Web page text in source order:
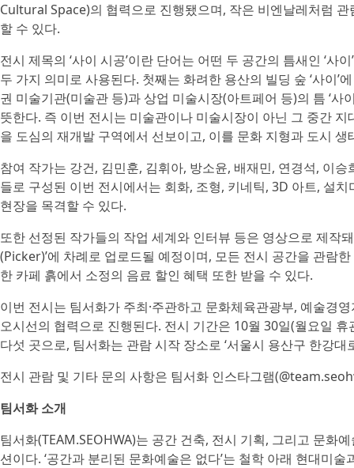
Cultural Space)의 협력으로 진행됐으며, 작은 비엔날레처럼
할 수 있다.
전시 제목의 ‘사이 시공’이란 단어는 어떤 두 공간의 틈새인 ‘
두 가지 의미로 사용된다. 첫째는 화려한 용산의 빌딩 숲 ‘사이
권 미술기관(미술관 등)과 상업 미술시장(아트페어 등)의 틈 ‘
뜻한다. 즉 이번 전시는 미술관이나 미술시장이 아닌 그 중간
을 도심의 재개발 구역에서 선보이고, 이를 문화 지형과 도시
참여 작가는 강건, 김민훈, 김휘아, 방소윤, 배재민, 연경석, 이
들로 구성된 이번 전시에서는 회화, 조형, 키네틱, 3D 아트, 설
현장을 목격할 수 있다.
또한 선정된 작가들의 작업 세계와 인터뷰 등은 영상으로 제작
(Picker)’에 차례로 업로드될 예정이며, 모든 전시 공간을 관람
한 카페 흙에서 소정의 음료 할인 혜택 또한 받을 수 있다.
이번 전시는 팀서화가 주최·주관하고 문화체육관광부, 예술경
오시선의 협력으로 진행된다. 전시 기간은 10월 30일(월요일
다섯 곳으로, 팀서화는 관람 시작 장소로 ‘서울시 용산구 한강대
전시 관람 및 기타 문의 사항은 팀서화 인스타그램
팀서화 소개
팀서화(TEAM.SEOHWA)는 공간 건축, 전시 기획, 그리고 문화
션이다. ‘공간과 분리된 문화예술은 없다’는 철학 아래 현대미